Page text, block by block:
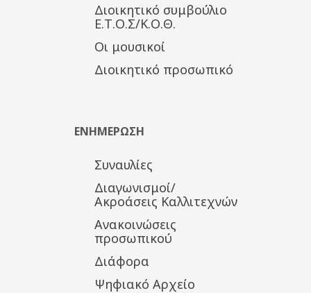
Διοικητικό συμβούλιο
Ε.Τ.Ο.Σ/Κ.Ο.Θ.
Οι μουσικοί
Διοικητικό προσωπικό
ΕΝΗΜΕΡΩΣΗ
Συναυλίες
Διαγωνισμοί/
Ακροάσεις Καλλιτεχνών
Ανακοινώσεις
προσωπικού
Διάφορα
Ψηφιακό Αρχείο